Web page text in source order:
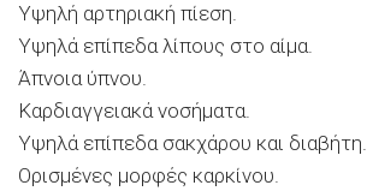
Υψηλή αρτηριακή πίεση.
Υψηλά επίπεδα λίπους στο αίμα.
Άπνοια ύπνου.
Καρδιαγγειακά νοσήματα.
Υψηλά επίπεδα σακχάρου και διαβήτη.
Ορισμένες μορφές καρκίνου.